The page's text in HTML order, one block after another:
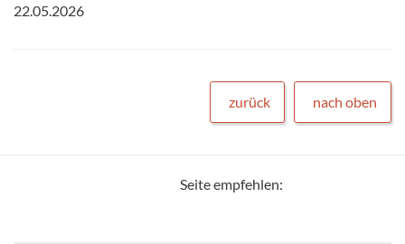
22.05.2026
zurück nach oben
Seite empfehlen: